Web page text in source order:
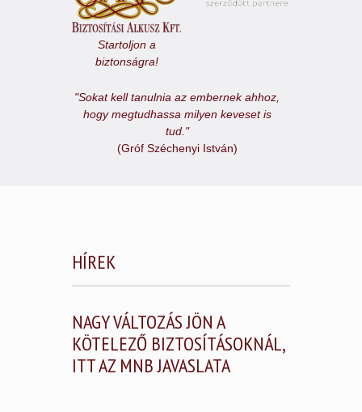
Startoljon a
biztonságra!
"Sokat kell tanulnia az embernek ahhoz,
hogy megtudhassa milyen keveset is
tud."
(Gróf Széchenyi István)
HÍREK
NAGY VÁLTOZÁS JÖN A
KÖTELEZŐ BIZTOSÍTÁSOKNÁL,
ITT AZ MNB JAVASLATA